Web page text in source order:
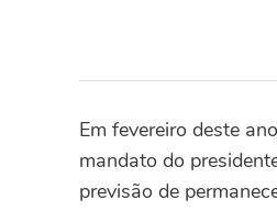
Em fevereiro deste
mandato do
previsão de